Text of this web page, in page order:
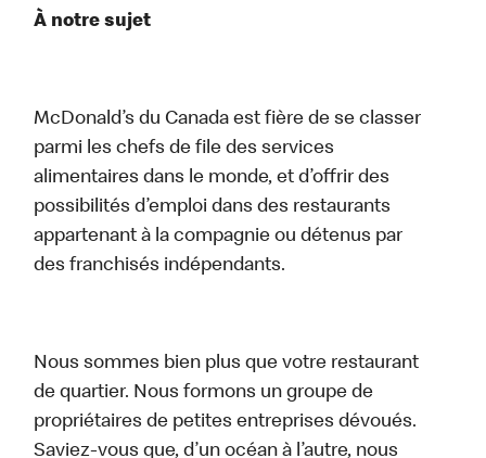
À notre sujet
McDonald’s du Canada est fière de se classer
parmi les chefs de file des services
alimentaires dans le monde, et d’offrir des
possibilités d’emploi dans des restaurants
appartenant à la compagnie ou détenus par
des franchisés indépendants.
Nous sommes bien plus que votre restaurant
de quartier. Nous formons un groupe de
propriétaires de petites entreprises dévoués.
Saviez-vous que, d’un océan à l’autre, nous